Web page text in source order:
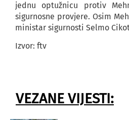
jednu optužnicu protiv
sigurnosne provjere. Osim
ministar sigurnosti Selmo
Izvor: ftv
VEZANE VIJESTI: